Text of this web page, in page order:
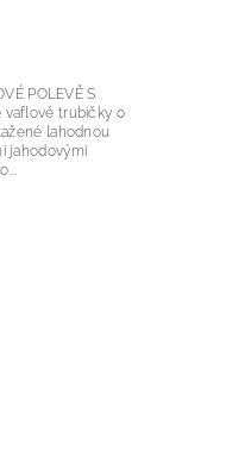
POLEVĚ S
lahodnou
jahodovými